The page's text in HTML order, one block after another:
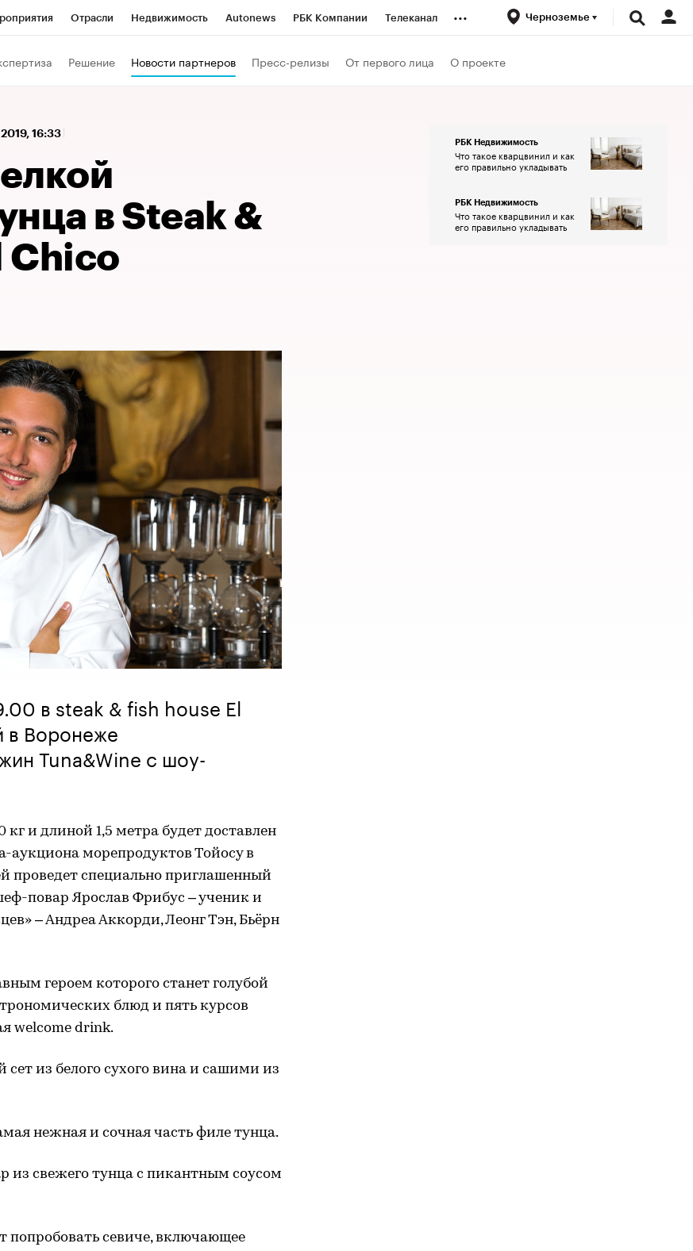
Отрасли Недвижимость Autonews РБК Компании Телеканал
Технологии и медиа
... Черноземье
Решение Новости партнеров Пресс-релизы От первого лица О проекте
2019, 16:33
в Steak &
Chico
в steak & fish house El
в Воронеже
Tuna&Wine с шоу-
и длиной 1,5 метра будет доставлен
морепродуктов Тойосу в
проведет специально приглашенный
повар Ярослав Фрибус – ученик и
– Андреа Аккорди, Леонг Тэн, Бьёрн
героем которого станет голубой
блюд и пять курсов
welcome drink.
сет из белого сухого вина и сашими из
нежная и сочная часть филе тунца.
из свежего тунца с пикантным соусом
попробовать севиче, включающее
РБК Недвижимость
Что такое кварцвинил и как
его правильно укладывать
РБК Недвижимость
Что такое кварцвинил и как
его правильно укладывать